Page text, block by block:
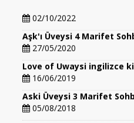
02/10/2022
Aşk'ı Üveysi 4 Marifet
27/05/2020
Love of Uwaysi ingilizce
16/06/2019
Aski Üveysi 3 Marifet
05/08/2018